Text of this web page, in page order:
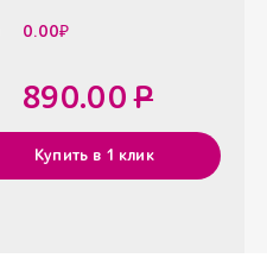
0.00₽
890.00 Р
Купить в 1 клик